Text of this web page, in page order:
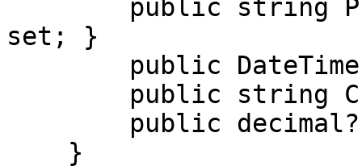
set; }